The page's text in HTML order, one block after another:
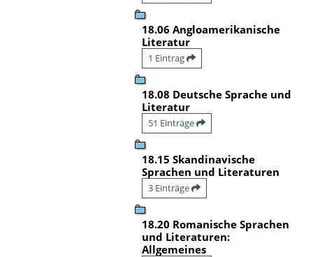
18.06 Angloamerikanische
Literatur
1 Eintrag
18.08 Deutsche Sprache und
Literatur
51 Einträge
18.15 Skandinavische
Sprachen und Literaturen
3 Einträge
18.20 Romanische Sprachen
und Literaturen:
Allgemeines